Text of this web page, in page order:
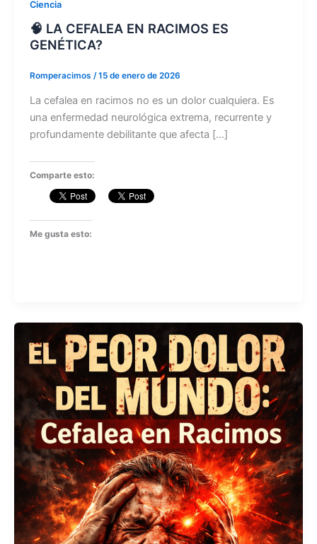
Ciencia
🧠 LA CEFALEA EN RACIMOS ES
GENÉTICA?
Romperacimos /15 de enero de 2026
La cefalea en racimos no es un dolor cualquiera. Es
una enfermedad neurológica extrema, recurrente y
profundamente debilitante que afecta […]
Comparte esto:
Me gusta esto: